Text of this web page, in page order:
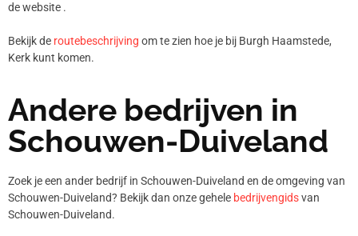
de website .
Bekijk de routebeschrijving om te zien hoe je bij Burgh Haamstede,
Kerk kunt komen.
Andere bedrijven in
Schouwen-Duiveland
Zoek je een ander bedrijf in Schouwen-Duiveland en de omgeving van
Schouwen-Duiveland? Bekijk dan onze gehele bedrijvengidsvan
Schouwen-Duiveland.